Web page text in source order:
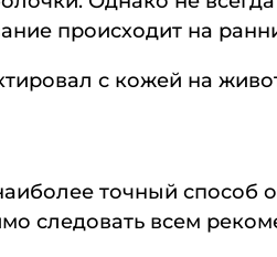
происходит на
с кожей на
точный способ
следовать всем